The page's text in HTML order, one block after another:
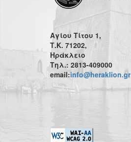
Αγίου Τίτου 1,
Τ.Κ. 71202,
Ηράκλειο
Τηλ.: 2813-409000
email:info@heraklion.gr